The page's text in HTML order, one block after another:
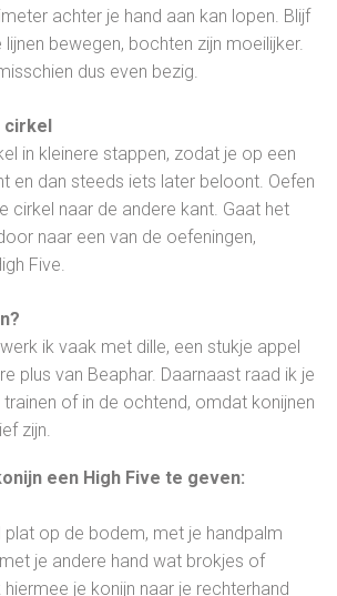
achter je hand aan kan lopen. Blijf
bewegen, bochten zijn moeilijker.
dus even bezig.
cirkel
in kleinere stappen, zodat je op een
en dan steeds iets later beloont. Oefen
cirkel naar de andere kant. Gaat het
naar een van de oefeningen,
Five.
ik vaak met dille, een stukje appel
plus van Beaphar. Daarnaast raad ik je
of in de ochtend, omdat konijnen
zijn.
een High Five te geven:
plat op de bodem, met je handpalm
je andere hand wat brokjes of
je konijn naar je rechterhand